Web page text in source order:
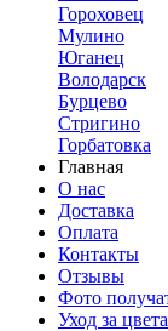
Гороховец
Мулино
Юганец
Володарск
Бурцево
Стригино
Горбатовка
Главная
О нас
Доставка
Оплата
Контакты
Отзывы
Фото
Уход за